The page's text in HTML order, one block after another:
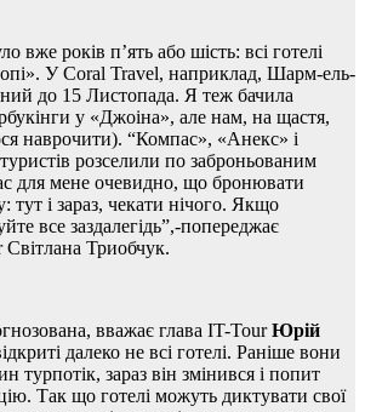
вже років п’ять або шість: всі готелі
УCoral Travel, наприклад, Шарм-ель-
до 15 Листопада. Я теж бачила
у «Джоіна», але нам, на щастя,
наврочити). “Компас», «Анекс» і
розселили по заброньованим
для мене очевидно, що бронювати
тут і зараз, чекати нічого. Якщо
все заздалегідь”,-попереджає
Світлана Триобчук.
вважає глава IT-TourЮрій
далеко не всі готелі. Раніше вони
турпотік, зараз він змінився і попит
Так що готелі можуть диктувати свої